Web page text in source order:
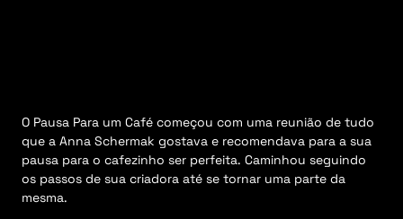
O Pausa Para um Café começou com uma reunião de tudo
que a Anna Schermak gostava e recomendava para a sua
pausa para o cafezinho ser perfeita. Caminhou seguindo
os passos de sua criadora até se tornar uma parte da
mesma.